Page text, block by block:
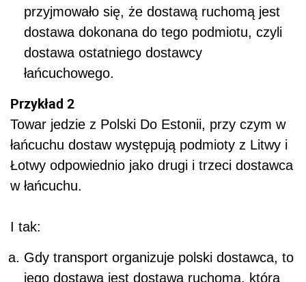
przyjmowało się, że dostawą ruchomą jest
dostawa dokonana do tego podmiotu, czyli
dostawa ostatniego dostawcy
łańcuchowego.
Przykład 2
Towar jedzie z Polski Do Estonii, przy czym w
łańcuchu dostaw występują podmioty z Litwy i
Łotwy odpowiednio jako drugi i trzeci dostawca
w łańcuchu.
I tak:
Gdy transport organizuje polski dostawca, to
jego dostawa jest dostawą ruchomą, która